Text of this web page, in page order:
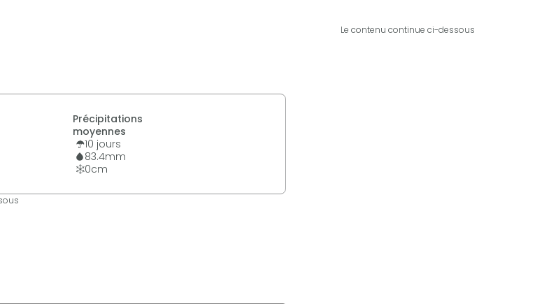
Précipitations
moyennes
10 jours
83.4mm
0cm
Le contenu continue ci-dessous